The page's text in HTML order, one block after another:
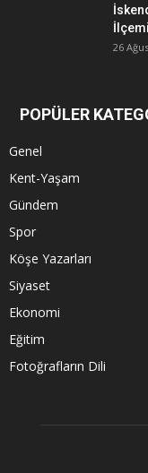
26
POPÜLER
Genel
Kent-Yaşam
Gündem
Spor
Köşe Yazarları
Siyaset
Ekonomi
Eğitim
Fotoğrafların Dili